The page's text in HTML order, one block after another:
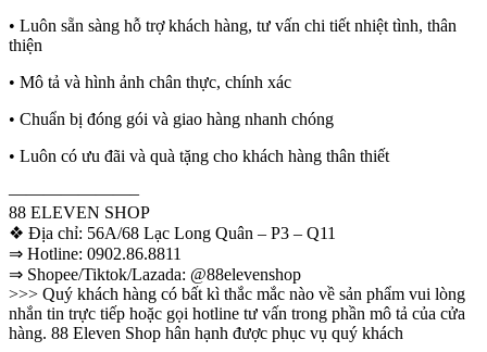
• Luôn sẵn sàng hỗ trợ khách hàng, tư vấn chi tiết nhiệt tình, thân
thiện
• Mô tả và hình ảnh chân thực, chính xác
• Chuẩn bị đóng gói và giao hàng nhanh chóng
• Luôn có ưu đãi và quà tặng cho khách hàng thân thiết
———————–
88 ELEVEN SHOP
❖ Địa chỉ: 56A/68 Lạc Long Quân – P3 – Q11
⇒ Hotline: 0902.86.8811
⇒ Shopee/Tiktok/Lazada: @88elevenshop
>>> Quý khách hàng có bất kì thắc mắc nào về sản phẩm vui lòng
nhắn tin trực tiếp hoặc gọi hotline tư vấn trong phần mô tả của cửa
hàng. 88 Eleven Shop hân hạnh được phục vụ quý khách